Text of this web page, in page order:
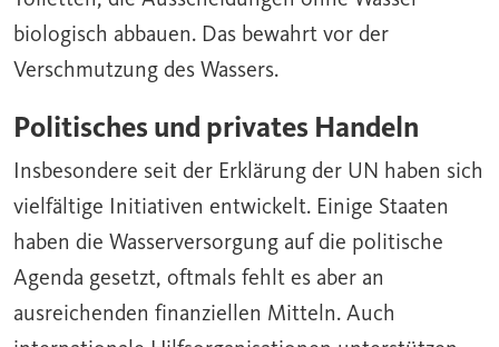
biologisch abbauen. Das bewahrt vor der
Verschmutzung des Wassers.
Politisches und privates Handeln
Insbesondere seit der Erklärung der UN haben sich
vielfältige Initiativen entwickelt. Einige Staaten
haben die Wasserversorgung auf die politische
Agenda gesetzt, oftmals fehlt es aber an
ausreichenden finanziellen Mitteln. Auch